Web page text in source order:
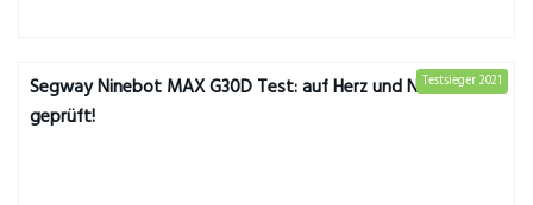
Testsieger 2021
Segway Ninebot MAX G30D Test: auf Herz und Nieren
geprüft!